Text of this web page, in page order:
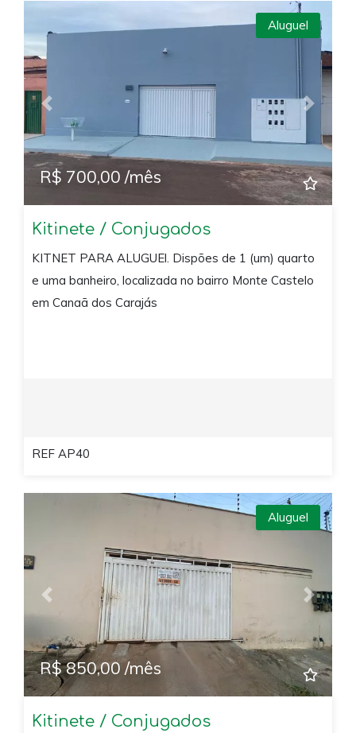
Previous Next
Aluguel
R$ 700,00 /mês
Kitinete / Conjugados
KITNET PARA ALUGUEl. Dispões de 1 (um) quarto
e uma banheiro, localizada no bairro Monte Castelo
em Canaã dos Carajás
REF AP40
Previous Next
Aluguel
R$ 850,00 /mês
Kitinete / Conjugados